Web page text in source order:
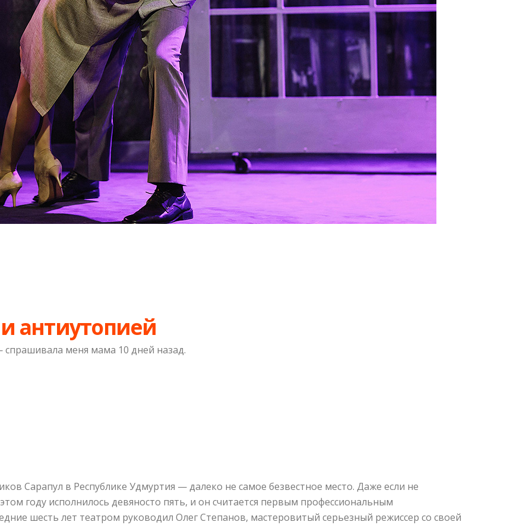
антиутопией
меня мама 10 дней назад.
Сарапул в Республике Удмуртия — далеко не самое безвестное место. Даже если не
году исполнилось девяносто пять, и он считается первым профессиональным
шесть лет театром руководил Олег Степанов, мастеровитый серьезный режиссер со своей